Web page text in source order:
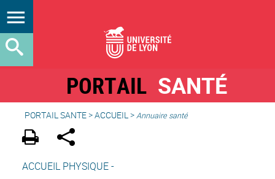
PORTAIL SANTÉ
PORTAIL SANTE>ACCUEIL>Annuaire santé
ACCUEIL PHYSIQUE -